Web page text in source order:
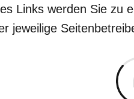
Links werden Sie zu
jeweilige